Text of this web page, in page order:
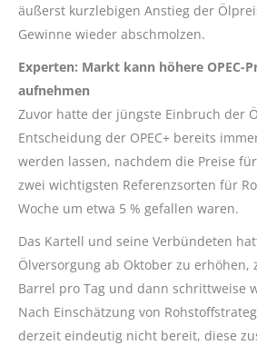
äußerst kurzlebigen Anstieg der
Gewinne wieder abschmolzen.
Experten: Markt kann höhere OPEC-
aufnehmen
Zuvor hatte der jüngste Einbruch der
Entscheidung der OPEC+ bereits
werden lassen, nachdem die Preise
zwei wichtigsten Referenzsorten für
Woche um etwa 5 % gefallen waren.
Das Kartell und seine Verbündeten
Ölversorgung ab Oktober zu erhöhen,
Barrel pro Tag und dann schrittweise
Nach Einschätzung von
derzeit eindeutig nicht bereit, diese